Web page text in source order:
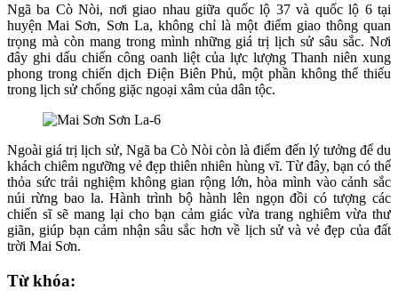
Ngã ba Cò Nòi, nơi giao nhau giữa quốc lộ 37 và quốc lộ 6 tại
huyện Mai Sơn, Sơn La, không chỉ là một điểm giao thông quan
trọng mà còn mang trong mình những giá trị lịch sử sâu sắc. Nơi
đây ghi dấu chiến công oanh liệt của lực lượng Thanh niên xung
phong trong chiến dịch Điện Biên Phủ, một phần không thể thiếu
trong lịch sử chống giặc ngoại xâm của dân tộc.
Ngoài giá trị lịch sử, Ngã ba Cò Nòi còn là điểm đến lý tưởng để du
khách chiêm ngưỡng vẻ đẹp thiên nhiên hùng vĩ. Từ đây, bạn có thể
thỏa sức trải nghiệm không gian rộng lớn, hòa mình vào cảnh sắc
núi rừng bao la. Hành trình bộ hành lên ngọn đồi có tượng các
chiến sĩ sẽ mang lại cho bạn cảm giác vừa trang nghiêm vừa thư
giãn, giúp bạn cảm nhận sâu sắc hơn về lịch sử và vẻ đẹp của đất
trời Mai Sơn.
Từ khóa: